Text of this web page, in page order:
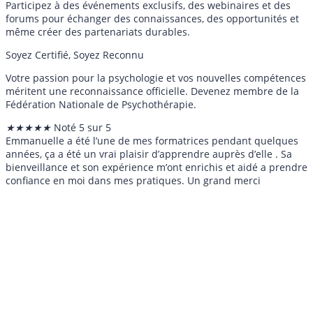
Participez à des événements exclusifs, des webinaires et des
forums pour échanger des connaissances, des opportunités et
même créer des partenariats durables.
Soyez Certifié, Soyez Reconnu
Votre passion pour la psychologie et vos nouvelles compétences
méritent une reconnaissance officielle. Devenez membre de la
Fédération Nationale de Psychothérapie.
★★★★★ Noté 5 sur 5
Emmanuelle a été l’une de mes formatrices pendant quelques
années, ça a été un vrai plaisir d’apprendre auprès d’elle . Sa
bienveillance et son expérience m’ont enrichis et aidé a prendre
confiance en moi dans mes pratiques. Un grand merci